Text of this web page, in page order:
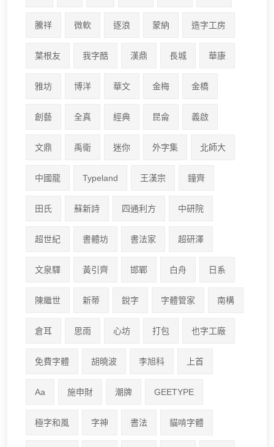
騰祥 微軟 逐浪 蒙納 造字工房
葉根友 我字酷 漢鼎 長城 華康
雅坊 博洋 華文 金梅 金橋
創藝 全真 經典 昆侖 義啟
文鼎 禹衛 迷你 外字集 北師大
中國龍 Typeland 王漢宗 鐘齊
田氏 蘇新詩 四通利方 中研院
超世紀 書體坊 書法家 超研澤
文泉驛 黃引齊 邯鄲 白舟 日系
陳繼世 新蒂 銳字 字體管家 南構
倉耳 思雨 心坊 打包 也字工廠
免費字體 胡曉波 李旭科 上首
Aa 施申財 潮牌 GEETYPE
極字和風 字神 書法 貓啃字體